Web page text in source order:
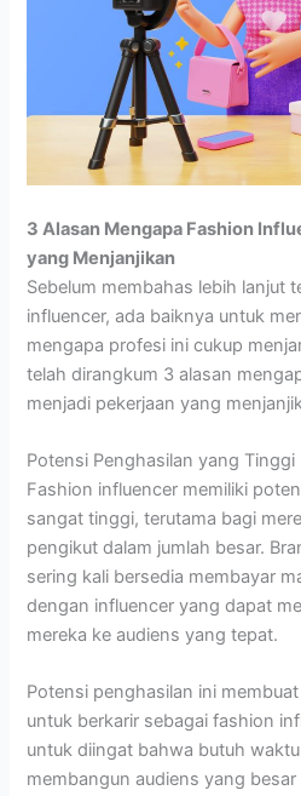
3 Alasan Mengapa Fashion
yang Menjanjikan
Sebelum membahas lebih lanjut
influencer, ada baiknya untuk
mengapa profesi ini cukup
telah dirangkum 3 alasan
menjadi pekerjaan yang
Potensi Penghasilan yang Tinggi
Fashion influencer memiliki
sangat tinggi, terutama bagi
pengikut dalam jumlah besar.
sering kali bersedia membayar
dengan influencer yang dapat
mereka ke audiens yang tepat.
Potensi penghasilan ini
untuk berkarir sebagai fashion
untuk diingat bahwa butuh
membangun audiens yang